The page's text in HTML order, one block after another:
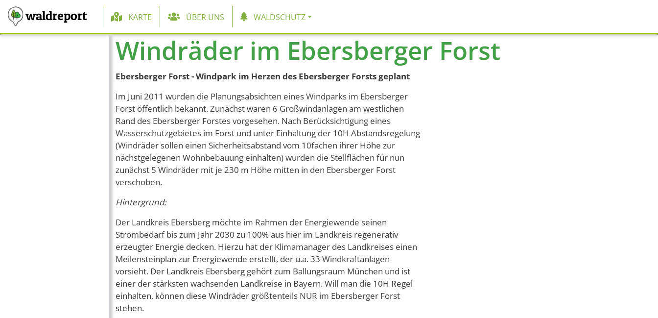
waldreport Hauptnavigation
KARTE ÜBER UNS WALDSCHUTZ
Windräder im Ebersberger Forst
Ebersberger Forst - Windpark im Herzen des Ebersberger Forsts geplant
Im Juni 2011 wurden die Planungsabsichten eines Windparks im Ebersberger
Forst öffentlich bekannt. Zunächst waren 6 Großwindanlagen am westlichen
Rand des Ebersberger Forstes vorgesehen. Nach Berücksichtigung eines
Wasserschutzgebietes im Forst und unter Einhaltung der 10H Abstandsregelung
(Windräder sollen einen Sicherheitsabstand vom 10fachen ihrer Höhe zur
nächstgelegenen Wohnbebauung einhalten) wurden die Stellflächen für nun
zunächst 5 Windräder mit je 230 m Höhe mitten in den Ebersberger Forst
verschoben.
Hintergrund:
Der Landkreis Ebersberg möchte im Rahmen der Energiewende seinen
Strombedarf bis zum Jahr 2030 zu 100% aus hier im Landkreis regenerativ
erzeugter Energie decken. Hierzu hat der Klimamanager des Landkreises einen
Meilensteinplan zur Energiewende erstellt, der u.a. 33 Windkraftanlagen
vorsieht. Der Landkreis Ebersberg gehört zum Ballungsraum München und ist
einer der stärksten wachsenden Landkreise in Bayern. Will man die 10H Regel
einhalten, können diese Windräder größtenteils NUR im Ebersberger Forst
stehen.